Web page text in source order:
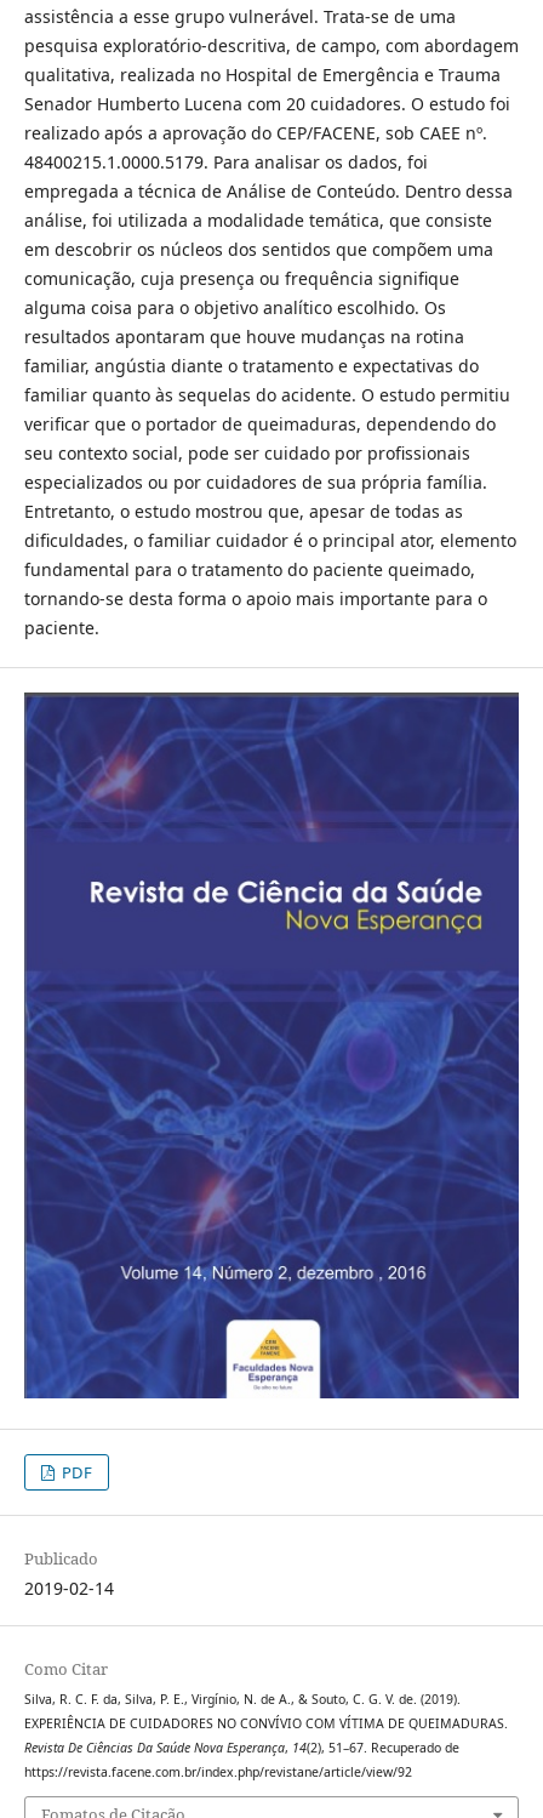
assistência a esse grupo vulnerável. Trata-se de uma
pesquisa exploratório-descritiva, de campo, com abordagem
qualitativa, realizada no Hospital de Emergência e Trauma
Senador Humberto Lucena com 20 cuidadores. O estudo foi
realizado após a aprovação do CEP/FACENE, sob CAEE nº.
48400215.1.0000.5179. Para analisar os dados, foi
empregada a técnica de Análise de Conteúdo. Dentro dessa
análise, foi utilizada a modalidade temática, que consiste
em descobrir os núcleos dos sentidos que compõem uma
comunicação, cuja presença ou frequência signifique
alguma coisa para o objetivo analítico escolhido. Os
resultados apontaram que houve mudanças na rotina
familiar, angústia diante o tratamento e expectativas do
familiar quanto às sequelas do acidente. O estudo permitiu
verificar que o portador de queimaduras, dependendo do
seu contexto social, pode ser cuidado por profissionais
especializados ou por cuidadores de sua própria família.
Entretanto, o estudo mostrou que, apesar de todas as
dificuldades, o familiar cuidador é o principal ator, elemento
fundamental para o tratamento do paciente queimado,
tornando-se desta forma o apoio mais importante para o
paciente.
PDF
Publicado
2019-02-14
Como Citar
Silva, R. C. F. da, Silva, P. E., Virgínio, N. de A., & Souto, C. G. V. de. (2019).
EXPERIÊNCIA DE CUIDADORES NO CONVÍVIO COM VÍTIMA DE QUEIMADURAS.
Revista De Ciências Da Saúde Nova Esperança, 14(2), 51–67. Recuperado de
https://revista.facene.com.br/index.php/revistane/article/view/92